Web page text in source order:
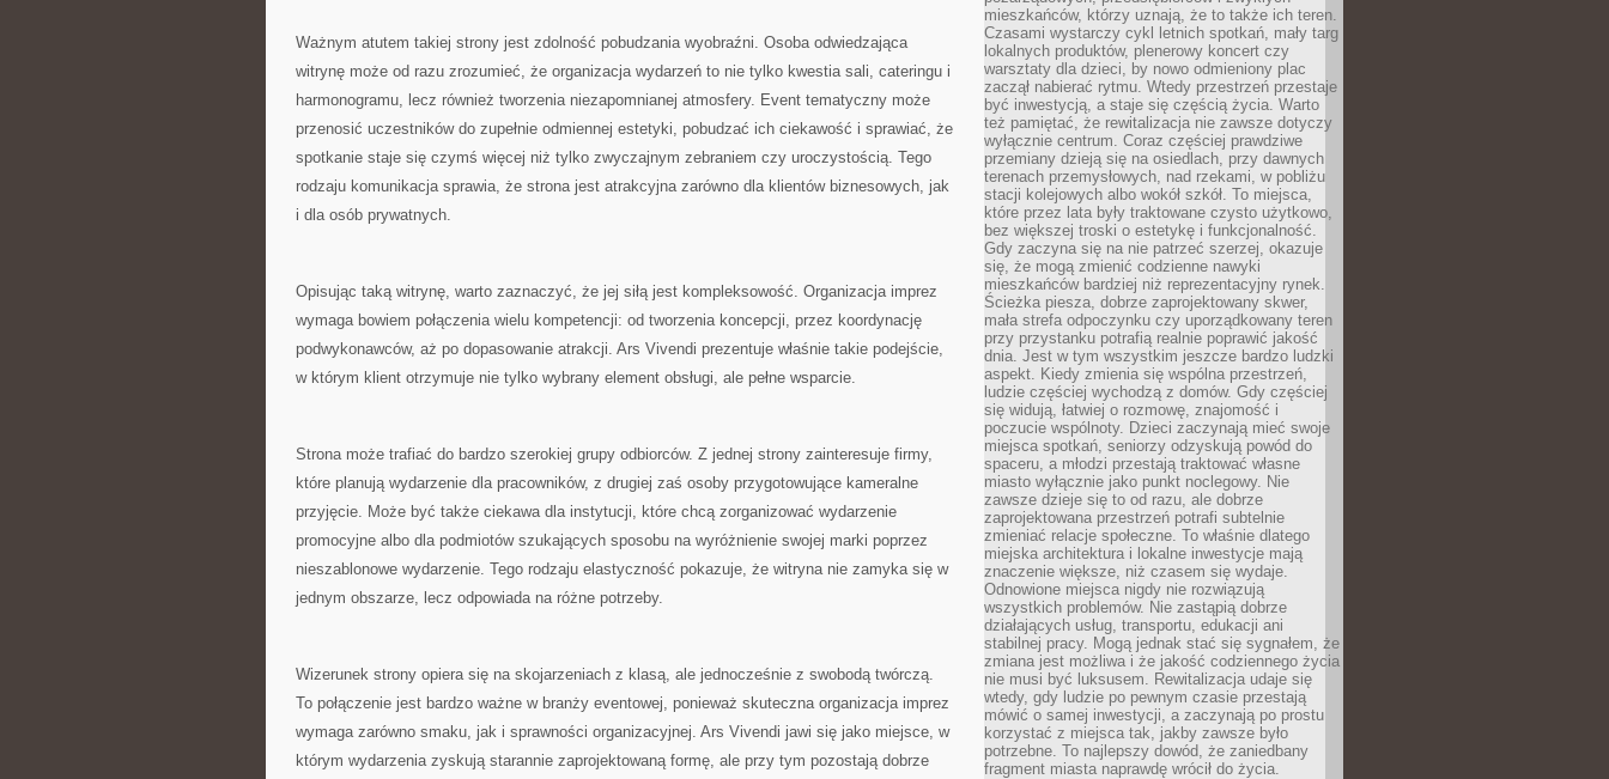
Ważnym atutem takiej strony jest zdolność pobudzania wyobraźni. Osoba odwiedzająca
witrynę może od razu zrozumieć, że organizacja wydarzeń to nie tylko kwestia sali, cateringu i
harmonogramu, lecz również tworzenia niezapomnianej atmosfery. Event tematyczny może
przenosić uczestników do zupełnie odmiennej estetyki, pobudzać ich ciekawość i sprawiać, że
spotkanie staje się czymś więcej niż tylko zwyczajnym zebraniem czy uroczystością. Tego
rodzaju komunikacja sprawia, że strona jest atrakcyjna zarówno dla klientów biznesowych, jak
i dla osób prywatnych.
Opisując taką witrynę, warto zaznaczyć, że jej siłą jest kompleksowość. Organizacja imprez
wymaga bowiem połączenia wielu kompetencji: od tworzenia koncepcji, przez koordynację
podwykonawców, aż po dopasowanie atrakcji. Ars Vivendi prezentuje właśnie takie podejście,
w którym klient otrzymuje nie tylko wybrany element obsługi, ale pełne wsparcie.
Strona może trafiać do bardzo szerokiej grupy odbiorców. Z jednej strony zainteresuje firmy,
które planują wydarzenie dla pracowników, z drugiej zaś osoby przygotowujące kameralne
przyjęcie. Może być także ciekawa dla instytucji, które chcą zorganizować wydarzenie
promocyjne albo dla podmiotów szukających sposobu na wyróżnienie swojej marki poprzez
nieszablonowe wydarzenie. Tego rodzaju elastyczność pokazuje, że witryna nie zamyka się w
jednym obszarze, lecz odpowiada na różne potrzeby.
Wizerunek strony opiera się na skojarzeniach z klasą, ale jednocześnie z swobodą twórczą.
To połączenie jest bardzo ważne w branży eventowej, ponieważ skuteczna organizacja imprez
wymaga zarówno smaku, jak i sprawności organizacyjnej. Ars Vivendi jawi się jako miejsce, w
którym wydarzenia zyskują starannie zaprojektowaną formę, ale przy tym pozostają dobrze
mieszkańców, którzy uznają, że to także ich teren.
Czasami wystarczy cykl letnich spotkań, mały targ
lokalnych produktów, plenerowy koncert czy
warsztaty dla dzieci, by nowo odmieniony plac
zaczął nabierać rytmu. Wtedy przestrzeń przestaje
być inwestycją, a staje się częścią życia. Warto
też pamiętać, że rewitalizacja nie zawsze dotyczy
wyłącznie centrum. Coraz częściej prawdziwe
przemiany dzieją się na osiedlach, przy dawnych
terenach przemysłowych, nad rzekami, w pobliżu
stacji kolejowych albo wokół szkół. To miejsca,
które przez lata były traktowane czysto użytkowo,
bez większej troski o estetykę i funkcjonalność.
Gdy zaczyna się na nie patrzeć szerzej, okazuje
się, że mogą zmienić codzienne nawyki
mieszkańców bardziej niż reprezentacyjny rynek.
Ścieżka piesza, dobrze zaprojektowany skwer,
mała strefa odpoczynku czy uporządkowany teren
przy przystanku potrafią realnie poprawić jakość
dnia. Jest w tym wszystkim jeszcze bardzo ludzki
aspekt. Kiedy zmienia się wspólna przestrzeń,
ludzie częściej wychodzą z domów. Gdy częściej
się widują, łatwiej o rozmowę, znajomość i
poczucie wspólnoty. Dzieci zaczynają mieć swoje
miejsca spotkań, seniorzy odzyskują powód do
spaceru, a młodzi przestają traktować własne
miasto wyłącznie jako punkt noclegowy. Nie
zawsze dzieje się to od razu, ale dobrze
zaprojektowana przestrzeń potrafi subtelnie
zmieniać relacje społeczne. To właśnie dlatego
miejska architektura i lokalne inwestycje mają
znaczenie większe, niż czasem się wydaje.
Odnowione miejsca nigdy nie rozwiązują
wszystkich problemów. Nie zastąpią dobrze
działających usług, transportu, edukacji ani
stabilnej pracy. Mogą jednak stać się sygnałem, że
zmiana jest możliwa i że jakość codziennego życia
nie musi być luksusem. Rewitalizacja udaje się
wtedy, gdy ludzie po pewnym czasie przestają
mówić o samej inwestycji, a zaczynają po prostu
korzystać z miejsca tak, jakby zawsze było
potrzebne. To najlepszy dowód, że zaniedbany
fragment miasta naprawdę wrócił do życia.